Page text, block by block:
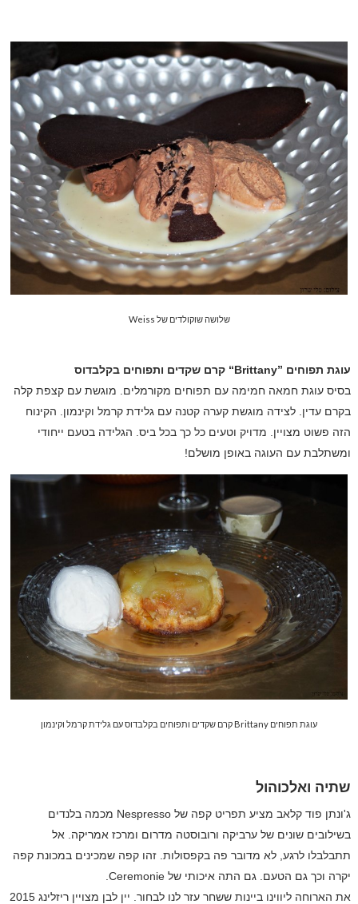
שלושה שוקולדים של Weiss
עוגת תפוחים “Brittany” קרם שקדים ותפוחים בקלבדוס
בסיס עוגת חמאה חמימה עם תפוחים מקורמלים. מוגשת עם קצפת קלה
בקרם עדין. לצידה מוגשת קערה קטנה עם גלידת קרמל וקינמון. הקינוח
הזה פשוט מצויין. מדויק וטעים כל כך בכל ביס. הגלידה בטעם ייחודי
ומשתלבת עם העוגה באופן מושלם!
עוגת תפוחים Brittany קרם שקדים ותפוחים בקלבדוס עם גלידת קרמל וקינמון
שתיה ואלכוהול
ג'ונתן פוד קלאב מציע תפריט קפה של Nespresso מכמה בלנדים
בשילובים שונים של ערביקה ורובוסטה מדרום ומרכז אמריקה. אל
תתבלבלו לרגע, לא מדובר פה בקפסולות. זהו קפה שמכינים במכונת קפה
יקרה וכך גם הטעם. גם התה איכותי של Ceremonie
.
את הארוחה ליווינו ביינות ששחר עזר לנו לבחור. יין לבן מצויין ריזלינג 2015